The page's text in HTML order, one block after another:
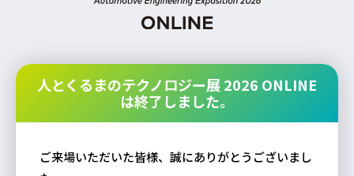
人とくるまのテクノロジー展 2026 ONLINE
は終了しました。
ご来場いただいた皆様、誠にありがとうございまし